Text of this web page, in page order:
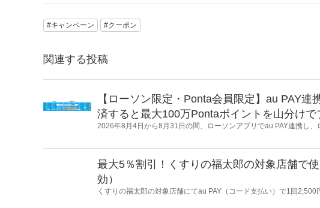
#キャンペーン #クーポン
関連する投稿
【ローソン限定・Ponta会員限定】au PAY
済すると最大100万Pontaポイントを山分けで
2026年8月4日から8月31日の間、ローソンアプリでau PAY連携し
最大5％割引！くすりの福太郎の対象店舗で
効）
くすりの福太郎の対象店舗にてau PAY（コード支払い）で1回